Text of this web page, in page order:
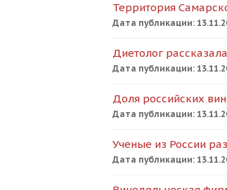
Территория
Дата публикации:
Диетолог
Дата публикации:
Доля российских
Дата публикации:
Ученые из России
Дата публикации: